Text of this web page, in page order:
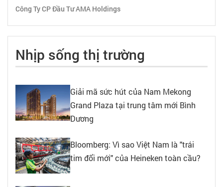
Công Ty CP Đầu Tư AMA Holdings
Nhịp sống thị trường
Giải mã sức hút của Nam Mekong
Grand Plaza tại trung tâm mới Bình
Dương
Bloomberg: Vì sao Việt Nam là "trái
tim đổi mới" của Heineken toàn cầu?